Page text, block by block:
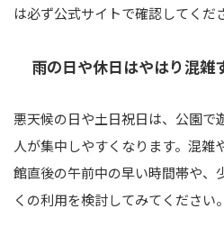
は必ず公式サイトで確認してくだ
雨の日や休日はやはり混雑
悪天候の日や土日祝日は、公園で
人が集中しやすくなります。混雑
館直後の午前中の早い時間帯や、
くの利用を検討してみてください。